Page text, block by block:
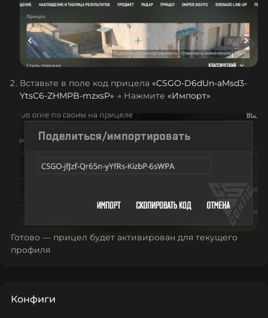
Вставьте в поле код прицела «CSGO-D6dUn-aMsd3-
YtsC6-ZHMPB-mzxsP» → Нажмите «Импорт»
Готово — прицел будет активирован для текущего
профиля
Конфиги